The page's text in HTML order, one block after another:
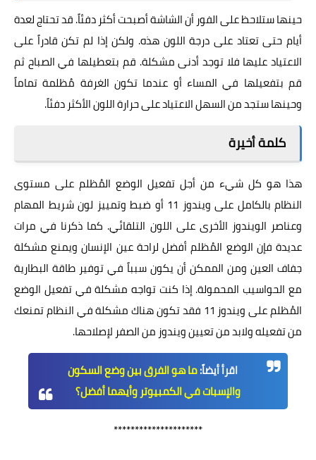
حينها ستلاحظ على الفور أن الشاشة أصبحت أكثر دفئاً. قد تحتاج لعدة
أيام حتى تعتاد على درجة اللون هذه. ولكن إذا لم تكن قادراً على
الاعتياد عليها فلا توجد أدنى مشكلة. قم بتعطيلها في الصباح ثم
قم بتفعيلها في المساء أو عندما تكون الغرفة مُظلمة تماماً
وحينها ستجد من السهل الاعتياد على حرارة اللون الأكثر دفئاً.
كلمة أخيرة
هذا هو كل شيء من أجل تفعيل الوضع المُظلم على مستوى
النظام بالكامل على ويندوز 11 أو ضبط وتمييز لون شريط المهام
وعناصر الويندوز الأخرى على اللون التلقائي. كما ذكرنا في مرات
عديدة فإن الوضع المُظلم أفضل لراحة عين الإنسان ويمنع مشكلة
جفاف العين ومن الممكن أن يكون سبباً في توفير طاقة البطارية
مع الحواسيب المحمولة. إذا كنت تواجه مشكلة في تفعيل الوضع
المُظلم على ويندوز 11 فقد تكون هناك مشكلة في النظام تمنعك
من تفعيله ولابد من تعيين ويندوز من الصفر لإصلاحها.
اقرأ أيضاً:ما هو الفرق بين وضع السكون
والإسبات في الكمبيوتر وأيهما أفضل؟
*********************